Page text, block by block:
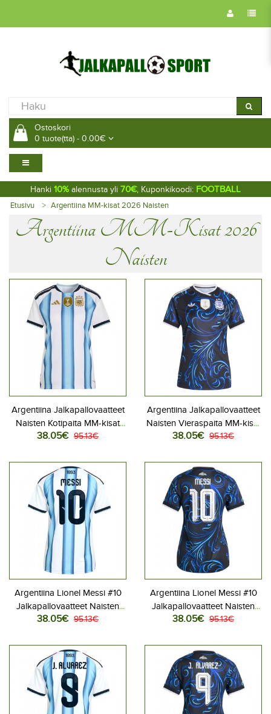
Ostoskori
0 tuote(tta) - 0.00€
Hanki 10% alennusta yli 70€, Kuponkikoodi: FOOTBALL
Etusivu Argentiina MM-kisat 2026 Naisten
Argentiina MM-Kisat 2026
Naisten
Argentiina Jalkapallovaatteet
Naisten Kotipaita MM-kisat
2026 Lyhythihainen
38.05€ 95.13€
Argentiina Jalkapallovaatteet
Naisten Vieraspaita MM-kisat
2026 Lyhythihainen
38.05€ 95.13€
Argentiina Lionel Messi #10
Jalkapallovaatteet Naisten
Kotipaita MM-kisat 2026
38.05€ 95.13€
Argentiina Lionel Messi #10
Jalkapallovaatteet Naisten
Vieraspaita MM-kisat 2026
38.05€ 95.13€